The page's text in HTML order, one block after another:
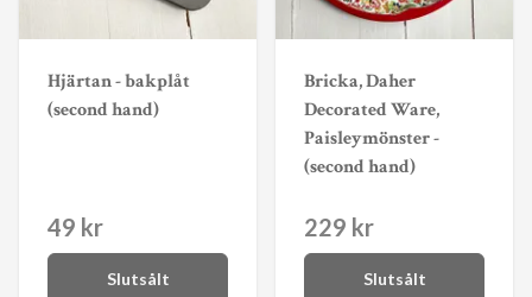
Hjärtan - bakplåt
(second hand)
49 kr
Slutsålt
Bricka, Daher
Decorated Ware,
Paisleymönster -
(second hand)
229 kr
Slutsålt